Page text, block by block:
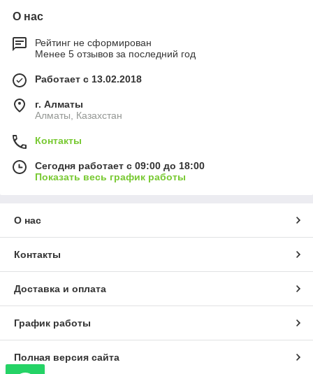
О нас
Рейтинг не сформирован
Менее 5 отзывов за последний год
Работает с 13.02.2018
г. Алматы
Алматы, Казахстан
Контакты
Сегодня работает с 09:00 до 18:00
Показать весь график работы
О нас
Контакты
Доставка и оплата
График работы
Полная версия сайта